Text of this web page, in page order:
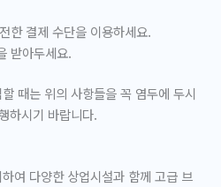
한 결제 수단을 이용하세요.
받아두세요.
때는 위의 사항들을 꼭 염두에 두시
하시기 바랍니다.
여 다양한 상업시설과 함께 고급 브